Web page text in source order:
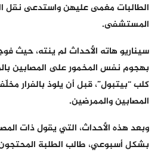
الطالبات مغمى عليهن واستدعى نقل
المستشفى.
سيناريو هاته الأحداث لم ينته، حيث
بهجوم نفس المخمور على المصابين
كلب “بيتبول”، قبل أن يلوذ بالفرار
المصابين والممرضين.
وبعد هذه الأحداث، التي يقول ذات
بشكل أسبوعي، طالب الطلبة